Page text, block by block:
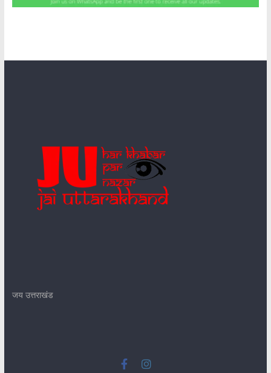
जय उत्तराखंड